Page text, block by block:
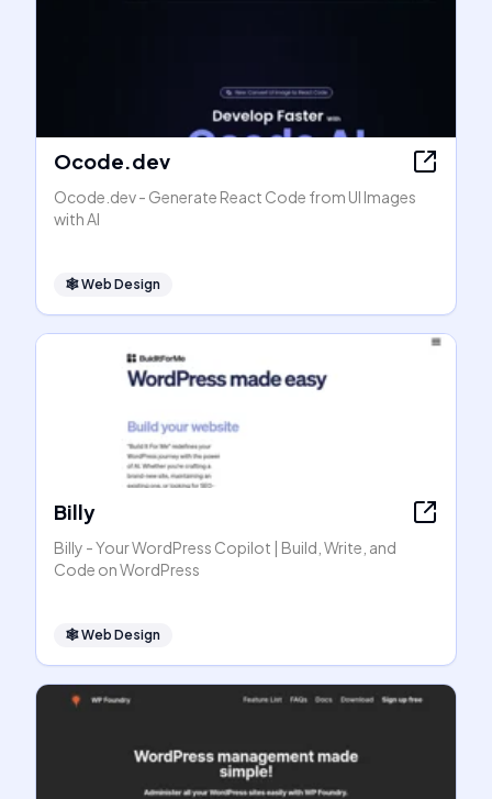
Ocode.dev
Ocode.dev - Generate React Code from UI Images
with AI
🕸Web Design
Billy
Billy - Your WordPress Copilot | Build, Write, and
Code on WordPress
🕸Web Design